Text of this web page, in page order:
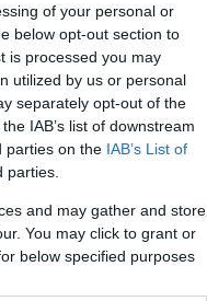
of your personal or
below opt-out section to
is processed you may
utilized by us or personal
separately opt-out of the
IAB’s list of downstream
parties on the IAB’s List of
parties.
and may gather and store
You may click to grant or
below specified purposes
2024 szeptember
2024 augusztus
2024 július (1
2024 június
( 1)
2024 május
(
2024 április (1)
Címkék
2024 adakozás ai